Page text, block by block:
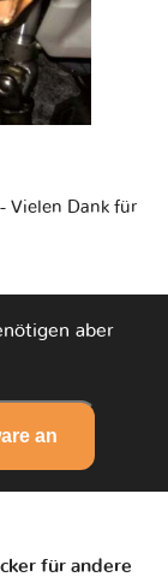
- Vielen Dank für
aber
an
für andere